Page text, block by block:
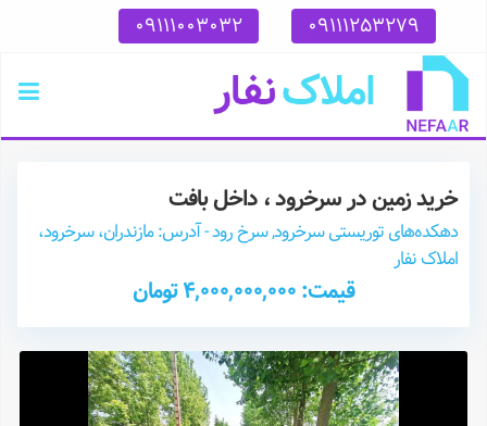
09111253279
09111003032
خرید زمین در سرخرود ، داخل بافت
دهکده‌های توریستی سرخرود, سرخ رود - آدرس: مازندران، سرخرود،
املاک نفار
قیمت: 4,000,000,000 تومان